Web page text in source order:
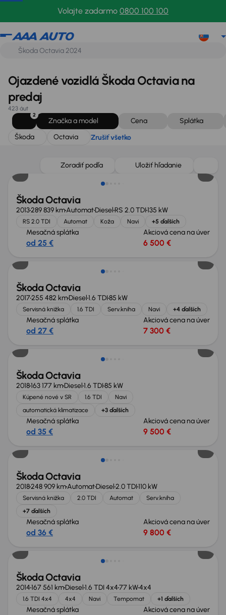
Volajte zadarmo 0800 100 100
Škoda
Ojazdené vozidlá Škoda Octavia na
predaj
423 áut
2
Značka a model Cena
Splátka
Škoda
Octavia Zrušiť všetko
Zoradiť podľa Uložiť hľadanie
Škoda Octavia
2013289 839 kmAutomatDiesel RS 2.0 TDI135 kW
RS 2.0 TDI Automat Koža Navi +5 ďalších
Mesačná splátka
od 25 €
Akciová cena na úver
6 500 €
Zlacnené o 700 €
Škoda Octavia
2017255 482 kmDiesel1.6 TDI85 kW
Servisná knižka 1.6 TDI Serv.kniha Navi +4 ďalších
Mesačná splátka
od 27 €
Akciová cena na úver
7 300 €
Zlacnené o 900 €
Škoda Octavia
2018163 177 kmDiesel1.6 TDI85 kW
Kúpené nové v SR 1.6 TDI
Navi
automatická klimatizace
+3 ďalších
Mesačná splátka
od 35 €
Akciová cena na úver
9 500 €
Škoda Octavia
2018248 909 kmAutomatDiesel2.0 TDI110 kW
Servisná knižka 2.0 TDI Automat
Serv.kniha
+7 ďalších
Mesačná splátka
od 36 €
Akciová cena na úver
9 800 €
Škoda Octavia
2014167 561 kmDiesel1.6 TDI 4x477 kW4x4
1.6 TDI 4x4 4x4 Navi Tempomat +1 ďalších
Mesačná splátka Akciová cena na úver